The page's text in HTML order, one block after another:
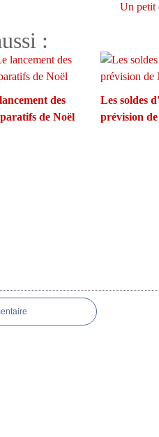
Un petit
:
des
de Noël
Les soldes
prévision